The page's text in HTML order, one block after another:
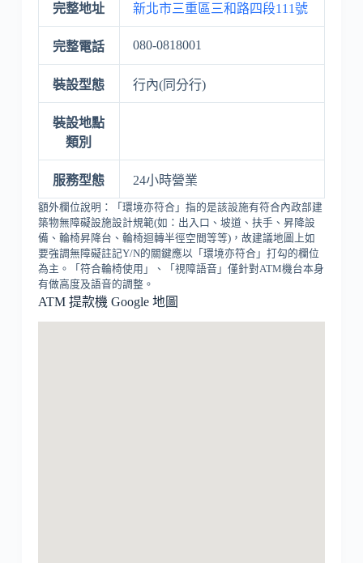
完整地址 新北市三重區三和路四段111號
完整電話 080-0818001
裝設型態 行內(同分行)
裝設地點
類別
服務型態 24小時營業
額外欄位說明：「環境亦符合」指的是該設施有符合內政部建
築物無障礙設施設計規範(如：出入口、坡道、扶手、昇降設
備、輪椅昇降台、輪椅迴轉半徑空間等等)，故建議地圖上如
要強調無障礙註記Y/N的關鍵應以「環境亦符合」打勾的欄位
為主。「符合輪椅使用」、「視障語音」僅針對ATM機台本身
有做高度及語音的調整。
ATM 提款機 Google 地圖